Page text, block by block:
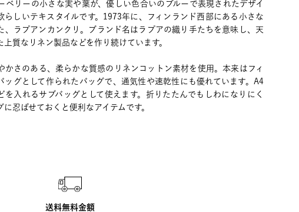
ベリーの小さな実や葉が、優しい色合いのブルーで表現されたデザイ
らしいテキスタイルです。1973年に、フィンランド西部にある小さな
、ラプアンカンクリ。ブランド名はラプアの織り手たちを意味し、天
質なリネン製品などを作り続けています。
かさのある、柔らかな質感のリネンコットン素材を使用。本来はフィ
ッグとして作られたバッグで、通気性や速乾性にも優れています。A4
を入れるサブバッグとして使えます。折りたたんでもしわになりにく
に忍ばせておくと便利なアイテムです。
送料無料金額